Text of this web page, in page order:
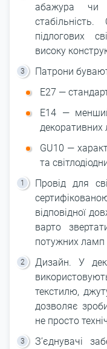
абажура чи
підлогових
високу
Патрони
E27 —
E14 —
декоративних
GU10 —
та
Провід для
відповідної
варто
потужних ламп
Дизайн. У
текстилю,
дозволяє
не просто
З’єднувачі